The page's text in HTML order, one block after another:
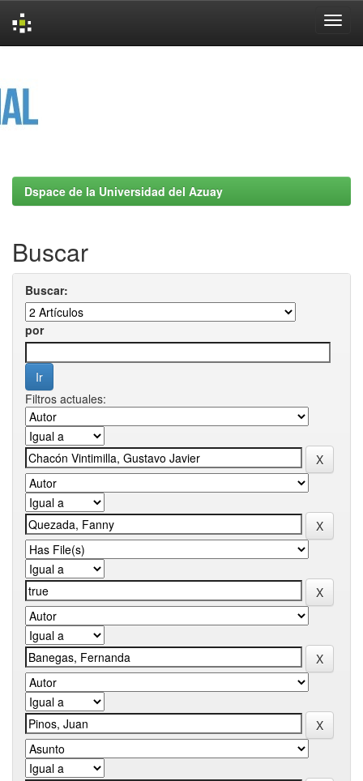
Dspace de la Universidad del Azuay
Buscar
Buscar:
por
Filtros actuales: